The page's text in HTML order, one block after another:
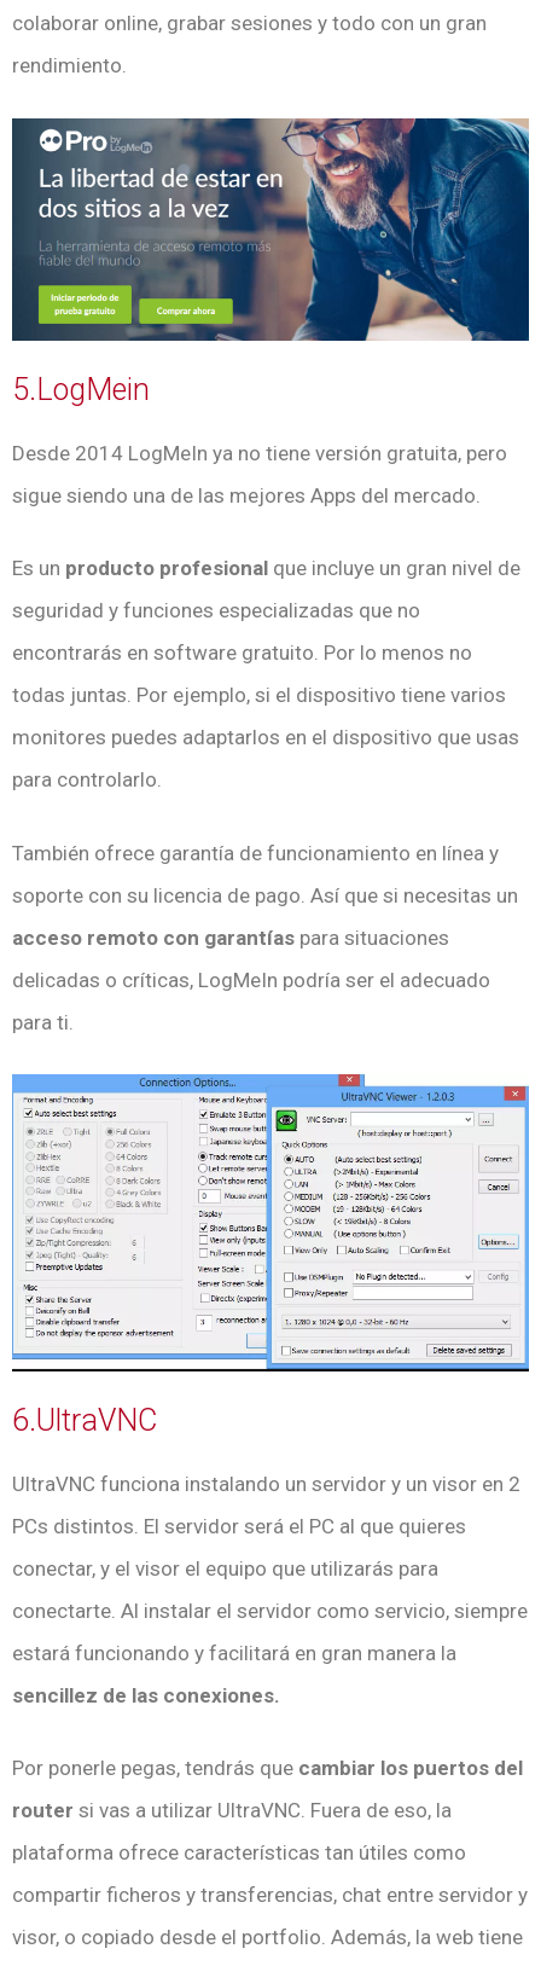
colaborar online, grabar sesiones y todo con un gran
rendimiento.
5.LogMein
Desde 2014 LogMeIn ya no tiene versión gratuita, pero
sigue siendo una de las mejores Apps del mercado.
Es un producto profesional que incluye un gran nivel de
seguridad y funciones especializadas que no
encontrarás en software gratuito. Por lo menos no
todas juntas. Por ejemplo, si el dispositivo tiene varios
monitores puedes adaptarlos en el dispositivo que usas
para controlarlo.
También ofrece garantía de funcionamiento en línea y
soporte con su licencia de pago. Así que si necesitas un
acceso remoto con garantías para situaciones
delicadas o críticas, LogMeIn podría ser el adecuado
para ti.
6.UltraVNC
UltraVNC funciona instalando un servidor y un visor en 2
PCs distintos. El servidor será el PC al que quieres
conectar, y el visor el equipo que utilizarás para
conectarte. Al instalar el servidor como servicio, siempre
estará funcionando y facilitará en gran manera la
sencillez de las conexiones.
Por ponerle pegas, tendrás que cambiar los puertos del
router si vas a utilizar UltraVNC. Fuera de eso, la
plataforma ofrece características tan útiles como
compartir ficheros y transferencias, chat entre servidor y
visor, o copiado desde el portfolio. Además, la web tiene